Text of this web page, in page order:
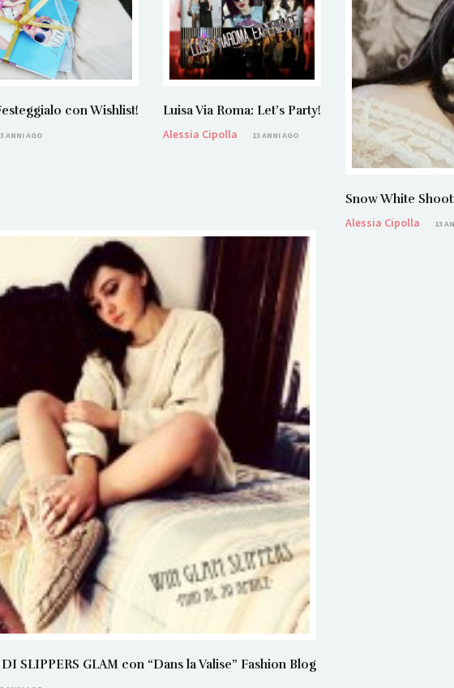
con Wishlist!
ANNI AGO
Luisa Via Roma: Let’s Party!
Alessia Cipolla
13 ANNI AGO
Snow White
Alessia Cipolla
13
SLIPPERS GLAM con “Dans la Valise” Fashion Blog